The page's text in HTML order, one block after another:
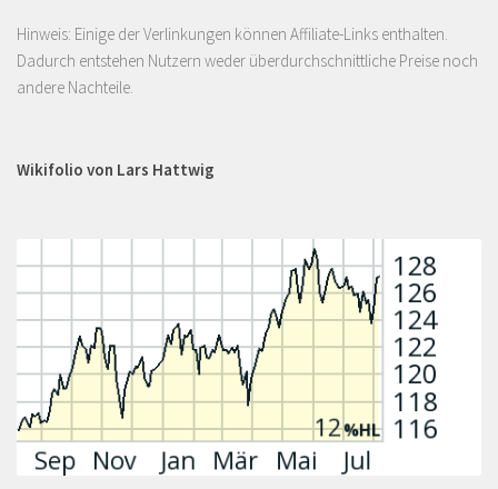
Hinweis: Einige der Verlinkungen können Affiliate-Links enthalten.
Dadurch entstehen Nutzern weder überdurchschnittliche Preise noch
andere Nachteile.
Wikifolio von Lars Hattwig